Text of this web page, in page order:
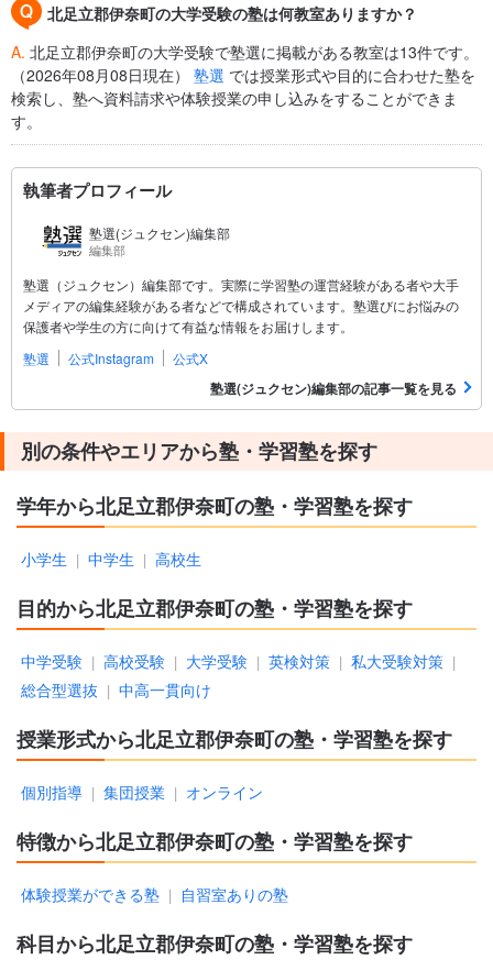
北足立郡伊奈町の大学受験の塾は何教室ありますか？
A. 北足立郡伊奈町の大学受験で塾選に掲載がある教室は13件です。
（2026年08月08日現在） 塾選 では授業形式や目的に合わせた塾を
検索し、塾へ資料請求や体験授業の申し込みをすることができま
す。
執筆者プロフィール
塾選(ジュクセン)編集部
編集部
塾選（ジュクセン）編集部です。実際に学習塾の運営経験がある者や大手
メディアの編集経験がある者などで構成されています。塾選びにお悩みの
保護者や学生の方に向けて有益な情報をお届けします。
塾選
公式Instagram 公式X
塾選(ジュクセン)編集部の記事一覧を見る
別の条件やエリアから塾・学習塾を探す
学年から北足立郡伊奈町の塾・学習塾を探す
小学生 | 中学生 | 高校生
目的から北足立郡伊奈町の塾・学習塾を探す
中学受験 | 高校受験 | 大学受験 | 英検対策 | 私大受験対策 |
総合型選抜 | 中高一貫向け
授業形式から北足立郡伊奈町の塾・学習塾を探す
個別指導 | 集団授業 | オンライン
特徴から北足立郡伊奈町の塾・学習塾を探す
体験授業ができる塾 | 自習室ありの塾
科目から北足立郡伊奈町の塾・学習塾を探す